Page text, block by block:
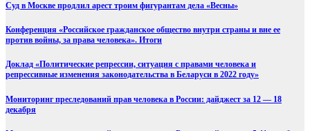
Суд в Москве продлил арест троим фигурантам дела «Весны»
Конференция «Российское гражданское общество внутри страны и вне ее
против войны, за права человека». Итоги
Доклад «Политические репрессии, ситуация с правами человека и
репрессивные изменения законодательства в Беларуси в 2022 году»
Мониторинг преследований прав человека в России: дайджест за 12 — 18
декабря